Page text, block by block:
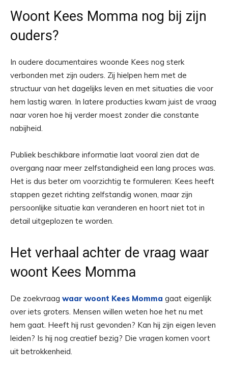
Woont Kees Momma nog bij zijn
ouders?
In oudere documentaires woonde Kees nog sterk
verbonden met zijn ouders. Zij hielpen hem met de
structuur van het dagelijks leven en met situaties die voor
hem lastig waren. In latere producties kwam juist de vraag
naar voren hoe hij verder moest zonder die constante
nabijheid.
Publiek beschikbare informatie laat vooral zien dat de
overgang naar meer zelfstandigheid een lang proces was.
Het is dus beter om voorzichtig te formuleren: Kees heeft
stappen gezet richting zelfstandig wonen, maar zijn
persoonlijke situatie kan veranderen en hoort niet tot in
detail uitgeplozen te worden.
Het verhaal achter de vraag waar
woont Kees Momma
De zoekvraag waar woont Kees Momma gaat eigenlijk
over iets groters. Mensen willen weten hoe het nu met
hem gaat. Heeft hij rust gevonden? Kan hij zijn eigen leven
leiden? Is hij nog creatief bezig? Die vragen komen voort
uit betrokkenheid.